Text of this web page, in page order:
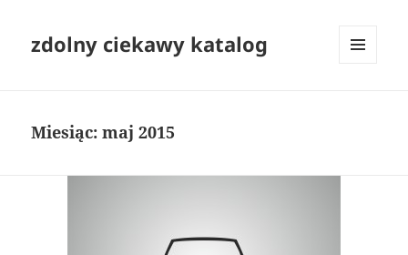
zdolny ciekawy katalog
Miesiąc:maj 2015